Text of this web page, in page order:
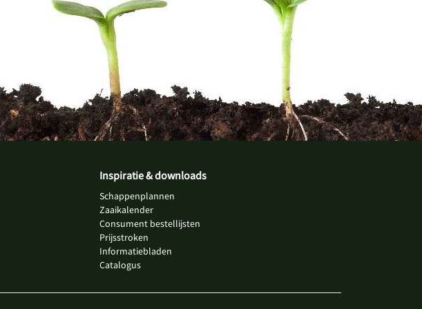
Inspiratie & downloads
Schappenplannen
Zaaikalender
Consument bestellijsten
Prijsstroken
Informatiebladen
Catalogus